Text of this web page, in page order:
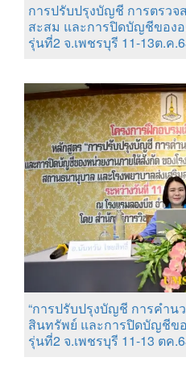
การปรับปรุงบัญชี การตรว
สะสม และการปิดบัญชีของ
รุ่นที่2 จ.เพชรบุรี 11-13ต.ค
“การปรับปรุงบัญชี การคำน
สินทรัพย์ และการปิดบัญชีข
รุ่นที่2 จ.เพชรบุรี 11-13 ตค